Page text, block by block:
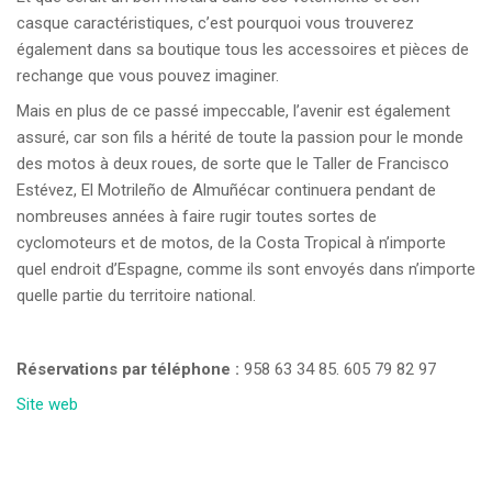
casque caractéristiques, c’est pourquoi vous trouverez
également dans sa boutique tous les accessoires et pièces de
rechange que vous pouvez imaginer.
Mais en plus de ce passé impeccable, l’avenir est également
assuré, car son fils a hérité de toute la passion pour le monde
des motos à deux roues, de sorte que le Taller de Francisco
Estévez, El Motrileño de Almuñécar continuera pendant de
nombreuses années à faire rugir toutes sortes de
cyclomoteurs et de motos, de la Costa Tropical à n’importe
quel endroit d’Espagne, comme ils sont envoyés dans n’importe
quelle partie du territoire national.
Réservations par téléphone : 958 63 34 85. 605 79 82 97
Site web